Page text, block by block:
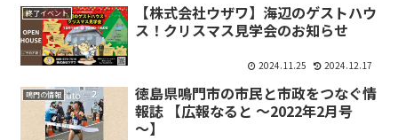
終了イベント
【株式会社ウザワ】海辺のゲストハウ
ス！クリスマス見学会のお知らせ
2024.11.25 2024.12.17
鳴門の情報
徳島県鳴門市の市民と市政をつなぐ情
報誌 【広報なると ～2022年2月号
～】